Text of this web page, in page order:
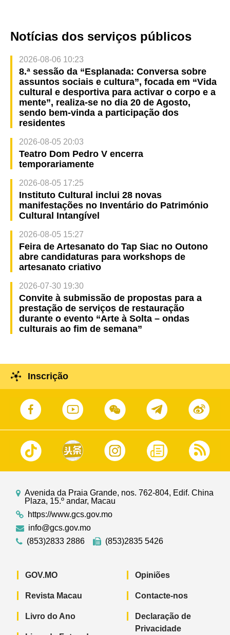
Notícias dos serviços públicos
2026-08-06 10:23
8.ª sessão da “Esplanada: Conversa sobre
assuntos sociais e cultura”, focada em “Vida
cultural e desportiva para activar o corpo e a
mente”, realiza-se no dia 20 de Agosto,
sendo bem-vinda a participação dos
residentes
2026-08-05 20:03
Teatro Dom Pedro V encerra
temporariamente
2026-08-05 17:25
Instituto Cultural inclui 28 novas
manifestações no Inventário do Património
Cultural Intangível
2026-08-05 15:27
Feira de Artesanato do Tap Siac no Outono
abre candidaturas para workshops de
artesanato criativo
2026-07-30 19:30
Convite à submissão de propostas para a
prestação de serviços de restauração
durante o evento “Arte à Solta – ondas
culturais ao fim de semana”
Inscrição
Avenida da Praia Grande, nos. 762-804, Edif. China
Plaza, 15.º andar, Macau
https://www.gcs.gov.mo
info@gcs.gov.mo
(853)2833 2886
(853)2835 5426
GOV.MO
Revista Macau
Livro do Ano
Opiniões
Contacte-nos
Declaração de
Privacidade